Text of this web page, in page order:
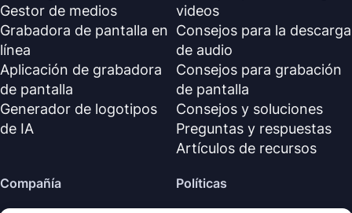
Gestor de medios
Grabadora de pantalla en
línea
Aplicación de grabadora
de pantalla
Generador de logotipos
de IA
videos
Consejos para la descarga
de audio
Consejos para grabación
de pantalla
Consejos y soluciones
Preguntas y respuestas
Artículos de recursos
Compañía Políticas